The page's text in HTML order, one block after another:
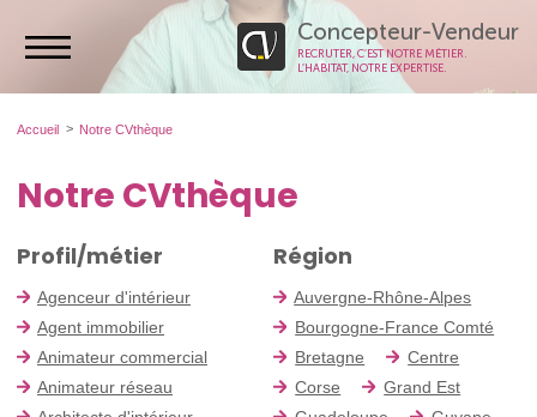
Concepteur-Vendeur
RECRUTER, C’EST NOTRE MÉTIER.
L’HABITAT, NOTRE EXPERTISE.
Accueil Notre CVthèque
Notre CVthèque
Profil/métier
Agenceur d'intérieur
Agent immobilier
Animateur commercial
Animateur réseau
Région
Auvergne-Rhône-Alpes
Bourgogne-France Comté
Bretagne
Centre
Corse
Grand Est